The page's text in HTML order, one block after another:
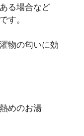
る場合など
す。
物の匂いに効
めのお湯